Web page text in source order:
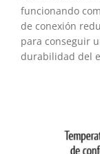
funcionando
de conexión
para conseguir
durabilidad del